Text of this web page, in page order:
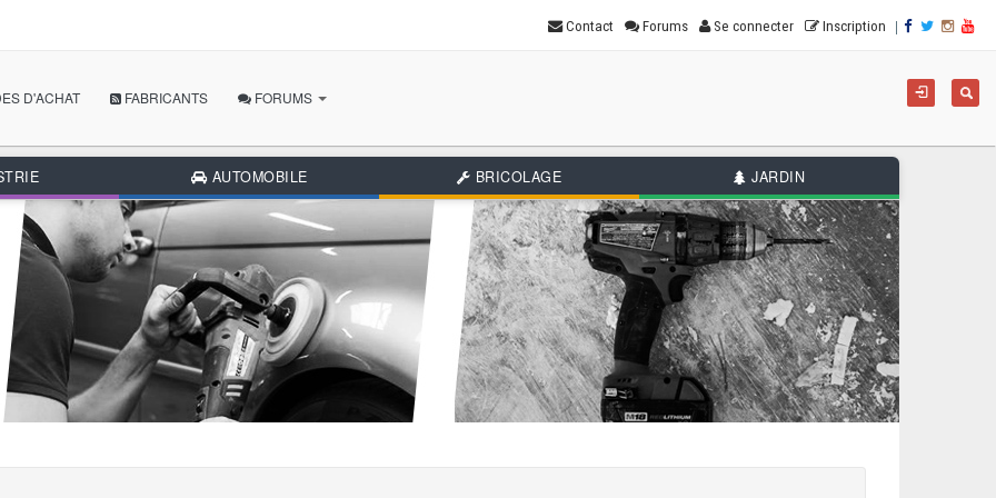
Contact Forums Se connecter Inscription |
D'ACHAT FABRICANTS FORUMS
AUTOMOBILE BRICOLAGE JARDIN